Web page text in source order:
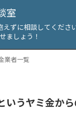
室
えずに相談してくださ
ましょう！
業者一覧
いうヤミ金か